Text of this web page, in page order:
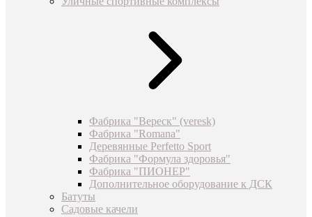
Фабрика "Вереск" (veresk)
Фабрика "Romana"
Деревянные Perfetto Sport
Фабрика "Формула здоровья"
Фабрика "ПИОНЕР"
Дополнительное оборудование к ДСК
Батуты
Садовые качели